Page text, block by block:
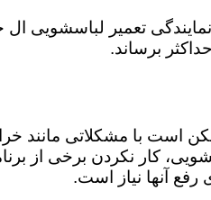
تعمیر لباسشویی
برساند.
است با مشکلاتی
کار نکردن برخی از
آنها نیاز است.